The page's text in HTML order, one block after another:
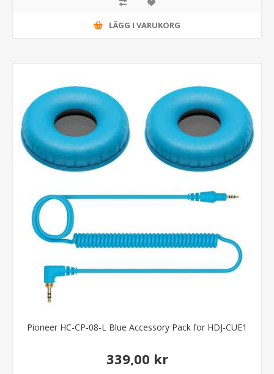
LÄGG I VARUKORG
Pioneer HC-CP-08-L Blue Accessory Pack for HDJ-CUE1
339,00 kr